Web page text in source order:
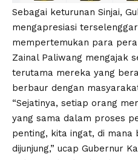
Sebagai keturunan Sinjai,
mengapresiasi
mempertemukan para
Zainal Paliwang mengajak
terutama mereka yang
berbaur dengan
“Sejatinya, setiap orang
yang sama dalam proses
penting, kita ingat, di mana
dijunjung,” ucap Gubernur